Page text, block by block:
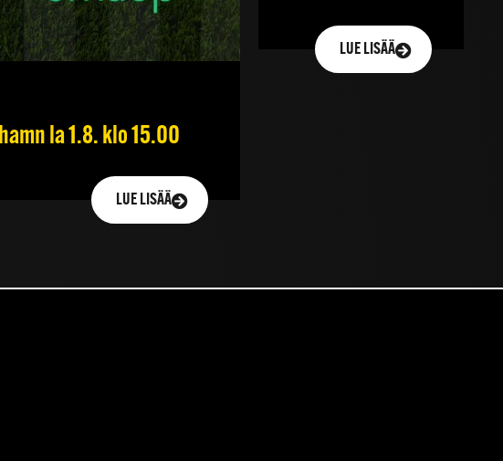
la 1.8. klo 15.00
LUE LISÄÄ
LUE LISÄÄ